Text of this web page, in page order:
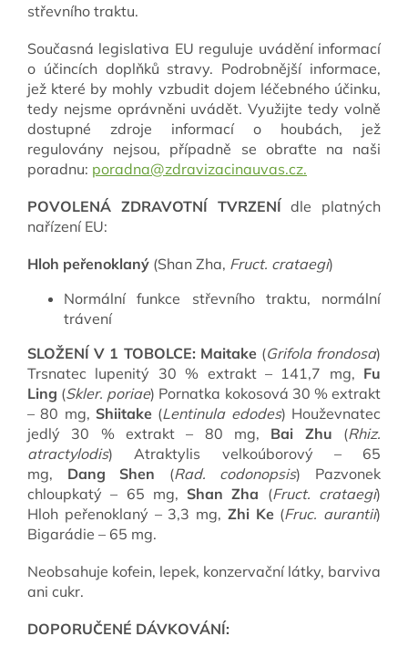
střevního traktu.
Současná legislativa EU reguluje uvádění informací
o účincích doplňků stravy. Podrobnější informace,
jež které by mohly vzbudit dojem léčebného účinku,
tedy nejsme oprávněni uvádět. Využijte tedy volně
dostupné zdroje informací o houbách, jež
regulovány nejsou, případně se obraťte na naši
poradnu: poradna@zdravizacinauvas.cz.
POVOLENÁ ZDRAVOTNÍ TVRZENÍdle platných
nařízení EU:
Hloh peřenoklaný (Shan Zha, Fruct. crataegi)
Normální funkce střevního traktu, normální
trávení
SLOŽENÍ V 1 TOBOLCE: Maitake (Grifola frondosa)
Trsnatec lupenitý 30 % extrakt – 141,7 mg, Fu
Ling (Skler. poriae) Pornatka kokosová 30 % extrakt
– 80 mg, Shiitake (Lentinula edodes) Houževnatec
jedlý 30 % extrakt – 80 mg, Bai Zhu (Rhiz.
atractylodis) Atraktylis velkoúborový – 65
mg, Dang Shen (Rad. codonopsis) Pazvonek
chloupkatý – 65 mg, Shan Zha (Fruct. crataegi)
Hloh peřenoklaný – 3,3 mg, Zhi Ke (Fruc. aurantii)
Bigarádie – 65 mg.
Neobsahuje kofein, lepek, konzervační látky, barviva
ani cukr.
DOPORUČENÉ DÁVKOVÁNÍ: